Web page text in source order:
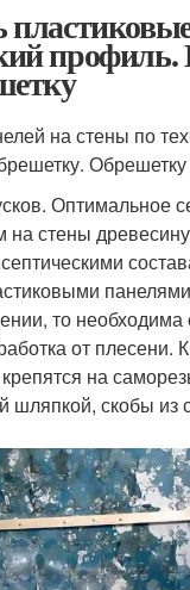
профиль.
на стены по
Оптимальное
стены
то необходима
от плесени.
на
шляпкой, скобы из